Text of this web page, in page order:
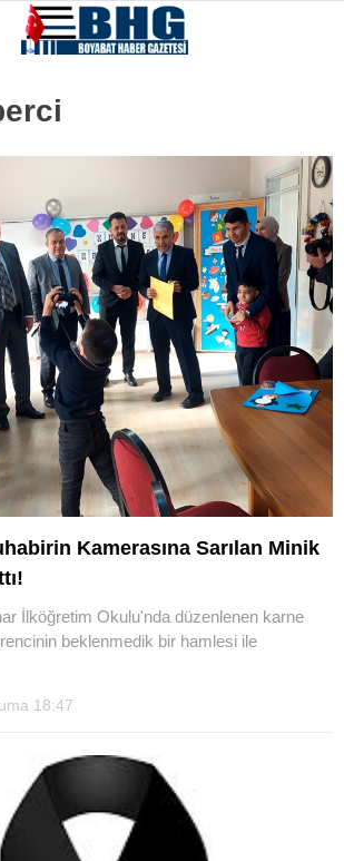
Kamerasına Sarılan Minik
İlköğretim Okulu'nda düzenlenen karne
beklenmedik bir hamlesi ile
18:47